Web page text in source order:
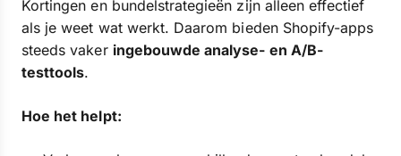
Kortingen en bundelstrategieën zijn alleen effectief
als je weet wat werkt. Daarom bieden Shopify-apps
steeds vaker ingebouwde analyse- en A/B-
testtools.
Hoe het helpt: